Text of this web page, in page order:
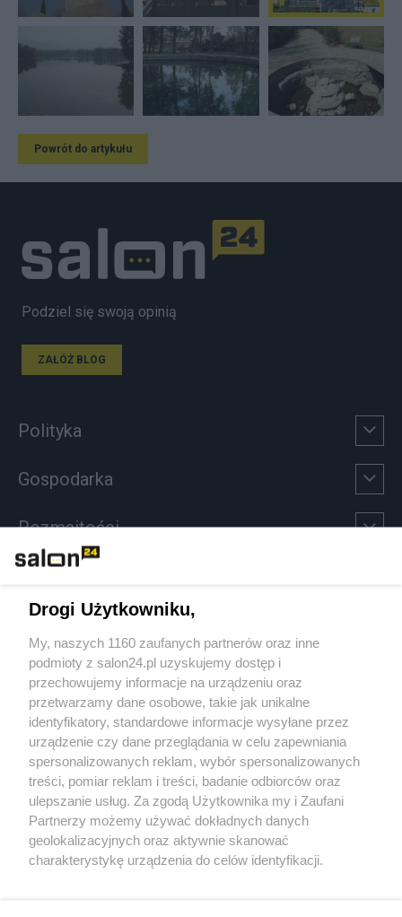
Powrót do artykułu
Podziel się swoją opinią
ZAŁÓŻ BLOG
Polityka
Gospodarka
Rozmaitości
Sport
Społeczeństwo
Kultura
X Facebook Instagram Youtube
Drogi Użytkowniku,
My, naszych 1160 zaufanych partnerów oraz inne
podmioty z salon24.pl uzyskujemy dostęp i
przechowujemy informacje na urządzeniu oraz
przetwarzamy dane osobowe, takie jak unikalne
identyfikatory, standardowe informacje wysyłane przez
urządzenie czy dane przeglądania w celu zapewniania
spersonalizowanych reklam, wybór spersonalizowanych
treści, pomiar reklam i treści, badanie odbiorców oraz
ulepszanie usług. Za zgodą Użytkownika my i Zaufani
Partnerzy możemy używać dokładnych danych
geolokalizacyjnych oraz aktywnie skanować
charakterystykę urządzenia do celów identyfikacji.